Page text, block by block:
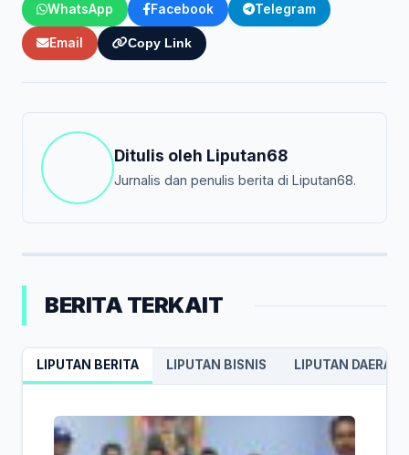
WhatsApp Facebook Telegram
Email Copy Link
Ditulis oleh Liputan68
Jurnalis dan penulis berita di Liputan68.
BERITA TERKAIT
LIPUTAN BERITA LIPUTAN BISNIS LIPUTAN DAERAH